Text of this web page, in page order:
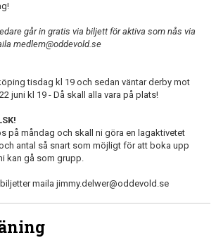
går in gratis via biljett för aktiva som nås via
medlem@oddevold.se
tisdag kl 19 och sedan väntar derby mot
juni kl 19 - Då skall alla vara på plats!
på måndag och skall ni göra en lagaktivetet
antal så snart som möjligt för att boka upp
kan gå som grupp.
maila jimmy.delwer@oddevold.se